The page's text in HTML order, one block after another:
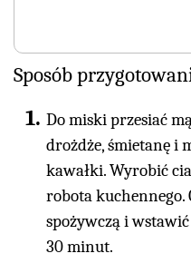
Sposób
Do miski przesiać
drożdże, śmietanę i
kawałki. Wyrobić
robota kuchennego.
spożywczą i
30 minut.